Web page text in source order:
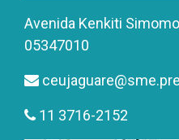
Avenida Kenkiti
05347010
11 3716-2152